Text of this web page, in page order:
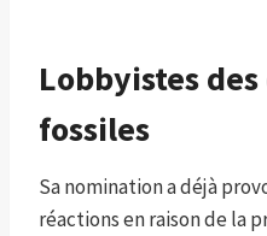
Lobbyistes
fossiles
Sa nomination a déjà
réactions en raison de la